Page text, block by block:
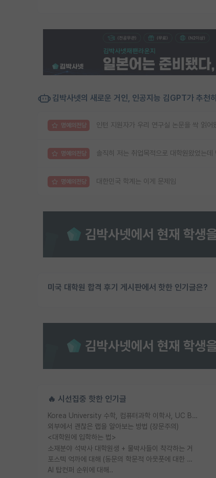
김박사넷의 새로운 거인, 인공지능 김GPT가 추천
명예의전당 인턴 지원자가 우리 연구실 논문을 싹 읽어
명예의전당 솔직히 저는 취업목적으로 대학원왔었는데
명예의전당 대한민국 학계는 이게 문제임
미국 대학원 합격 후기 게시판에서 핫한 인기글은?
🔥 시선집중 핫한 인기글
Korea University 수학, 컴퓨터과학 이학사, UC Berkeley 산업공학 대학원 공학박사가 되는 것은 쉽지 않겠죠?
외부에서 괜찮은 랩을 알아보는 방법 (장문주의)
<대학원에 입학하는 법>
소재분야 석박사 대학원생 + 물박사들이 착각하는 거
포스텍 억까에 대해 (동문의 학문적 아웃풋에 대한 반박)
AI 탑컨퍼 순위에 대해..